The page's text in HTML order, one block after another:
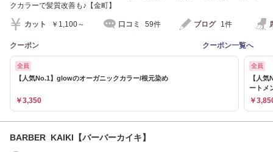
クカラーで髪質改善も♪【金町】
カット ￥1,100～ 口コミ 59件 ブログ 1件
クーポン クーポン一覧へ
全員
【人気No.1】glowのオーガニックカラー/根元染め
￥3,350
全員
【人
ートメ
￥
BARBER KAIKI【バーバーカイキ】